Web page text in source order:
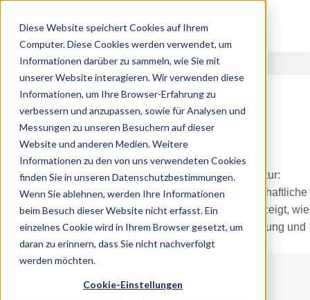
Diese Website speichert Cookies auf Ihrem
Computer. Diese Cookies werden verwendet, um
Informationen darüber zu sammeln, wie Sie mit
unserer Website interagieren. Wir verwenden diese
Informationen, um Ihre Browser-Erfahrung zu
verbessern und anzupassen, sowie für Analysen und
Messungen zu unseren Besuchern auf dieser
Website und anderen Medien. Weitere
Informationen zu den von uns verwendeten Cookies
finden Sie in unseren Datenschutzbestimmungen.
Wenn Sie ablehnen, werden Ihre Informationen
beim Besuch dieser Website nicht erfasst. Ein
einzelnes Cookie wird in Ihrem Browser gesetzt, um
daran zu erinnern, dass Sie nicht nachverfolgt
werden möchten.
Cookie-Einstellungen
22.09.2025
Schlafkultur
Bildungszwecke gedacht und sollen keine professionelle